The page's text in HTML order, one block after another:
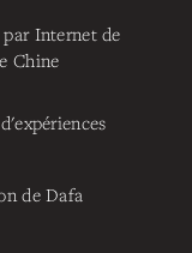
par Internet de
Chine
de Dafa